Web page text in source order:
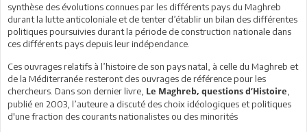
synthèse des évolutions connues par les différents pays du Maghreb
durant la lutte anticoloniale et de tenter d’établir un bilan des différentes
politiques poursuivies durant la période de construction nationale dans
ces différents pays depuis leur indépendance.
Ces ouvrages relatifs à l’histoire de son pays natal, à celle du Maghreb et
de la Méditerranée resteront des ouvrages de référence pour les
chercheurs. Dans son dernier livre, Le Maghreb, questions d’Histoire
publié en 2003, l’auteure a discuté des choix idéologiques et politiques
d'une fraction des courants nationalistes ou des minorités